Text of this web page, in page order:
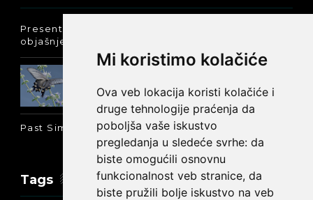
Mi koristimo kolačiće
Ova veb lokacija koristi kolačiće i
druge tehnologije praćenja da
poboljša vaše iskustvo
pregledanja u sledeće svrhe: da
biste omogućili osnovnu
funkcionalnost veb stranice, da
biste pružili bolje iskustvo na veb
Present Perfect Simple - najjednostavnije
objašnjenje :-)
Past Simple i Past Continuous - razlika
Tags